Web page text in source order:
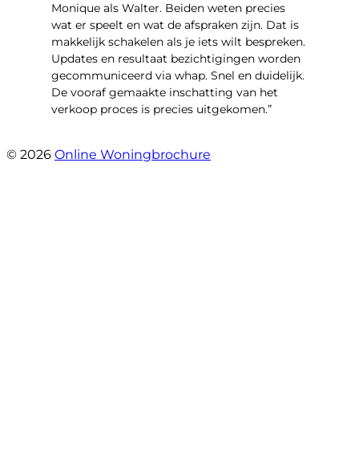
Monique als Walter. Beiden weten precies
wat er speelt en wat de afspraken zijn. Dat is
makkelijk schakelen als je iets wilt bespreken.
Updates en resultaat bezichtigingen worden
gecommuniceerd via whap. Snel en duidelijk.
De vooraf gemaakte inschatting van het
verkoop proces is precies uitgekomen.”
© 2026 Online Woningbrochure